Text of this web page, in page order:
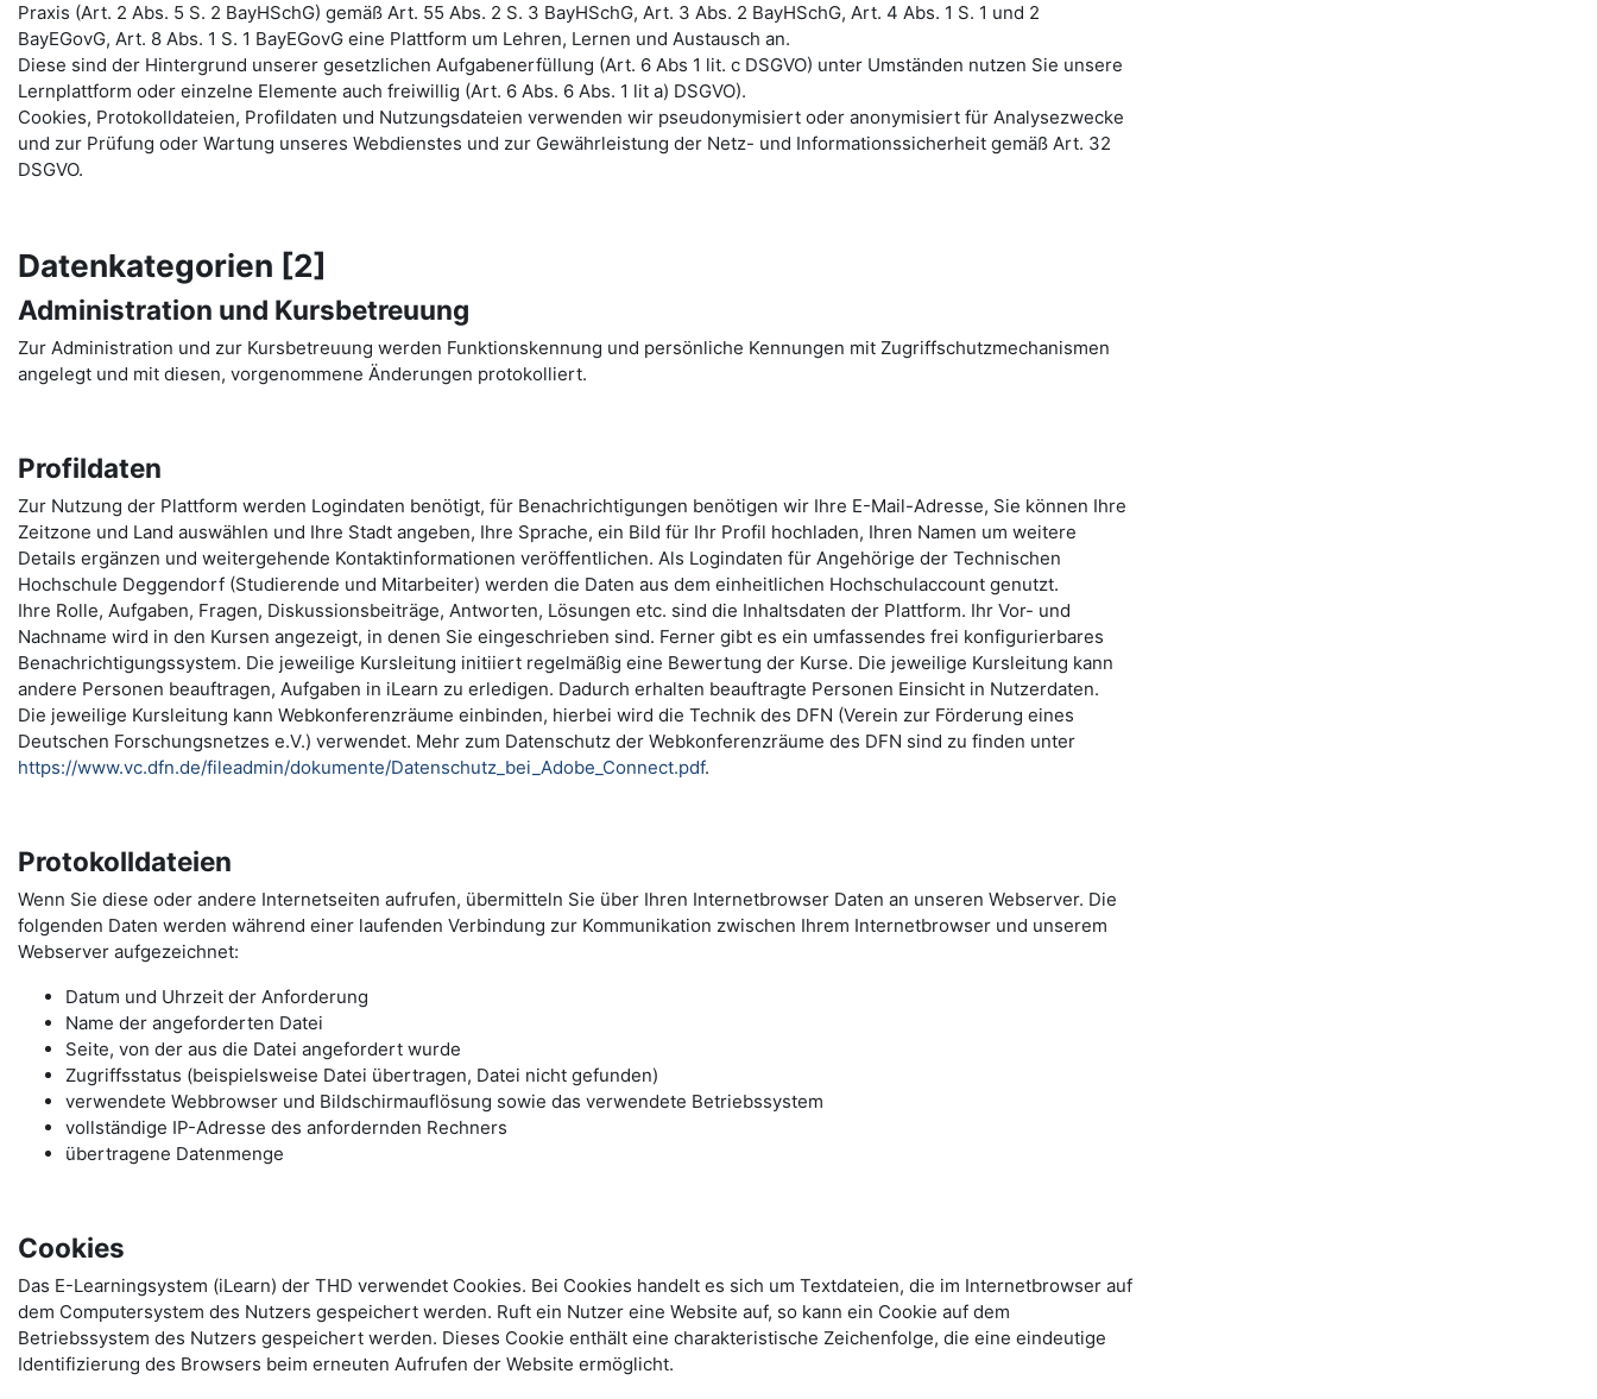
Praxis (Art. 2 Abs. 5 S. 2 BayHSchG) gemäß Art. 55 Abs. 2 S. 3 BayHSchG, Art. 3 Abs. 2 BayHSchG, Art. 4 Abs. 1 S. 1 und 2
BayEGovG, Art. 8 Abs. 1 S. 1 BayEGovG eine Plattform um Lehren, Lernen und Austausch an.
Diese sind der Hintergrund unserer gesetzlichen Aufgabenerfüllung (Art. 6 Abs 1 lit. c DSGVO) unter Umständen nutzen Sie unsere
Lernplattform oder einzelne Elemente auch freiwillig (Art. 6 Abs. 6 Abs. 1 lit a) DSGVO).
Cookies, Protokolldateien, Profildaten und Nutzungsdateien verwenden wir pseudonymisiert oder anonymisiert für Analysezwecke
und zur Prüfung oder Wartung unseres Webdienstes und zur Gewährleistung der Netz- und Informationssicherheit gemäß Art. 32
DSGVO.
Datenkategorien [2]
Administration und Kursbetreuung
Zur Administration und zur Kursbetreuung werden Funktionskennung und persönliche Kennungen mit Zugriffschutzmechanismen
angelegt und mit diesen, vorgenommene Änderungen protokolliert.
Profildaten
Zur Nutzung der Plattform werden Logindaten benötigt, für Benachrichtigungen benötigen wir Ihre E-Mail-Adresse, Sie können Ihre
Zeitzone und Land auswählen und Ihre Stadt angeben, Ihre Sprache, ein Bild für Ihr Profil hochladen, Ihren Namen um weitere
Details ergänzen und weitergehende Kontaktinformationen veröffentlichen. Als Logindaten für Angehörige der Technischen
Hochschule Deggendorf (Studierende und Mitarbeiter) werden die Daten aus dem einheitlichen Hochschulaccount genutzt.
Ihre Rolle, Aufgaben, Fragen, Diskussionsbeiträge, Antworten, Lösungen etc. sind die Inhaltsdaten der Plattform. Ihr Vor- und
Nachname wird in den Kursen angezeigt, in denen Sie eingeschrieben sind. Ferner gibt es ein umfassendes frei konfigurierbares
Benachrichtigungssystem. Die jeweilige Kursleitung initiiert regelmäßig eine Bewertung der Kurse. Die jeweilige Kursleitung kann
andere Personen beauftragen, Aufgaben in iLearn zu erledigen. Dadurch erhalten beauftragte Personen Einsicht in Nutzerdaten.
Die jeweilige Kursleitung kann Webkonferenzräume einbinden, hierbei wird die Technik des DFN (Verein zur Förderung eines
Deutschen Forschungsnetzes e.V.) verwendet. Mehr zum Datenschutz der Webkonferenzräume des DFN sind zu finden unter
https://www.vc.dfn.de/fileadmin/dokumente/Datenschutz_bei_Adobe_Connect.pdf.
Protokolldateien
Wenn Sie diese oder andere Internetseiten aufrufen, übermitteln Sie über Ihren Internetbrowser Daten an unseren Webserver. Die
folgenden Daten werden während einer laufenden Verbindung zur Kommunikation zwischen Ihrem Internetbrowser und unserem
Webserver aufgezeichnet:
Datum und Uhrzeit der Anforderung
Name der angeforderten Datei
Seite, von der aus die Datei angefordert wurde
Zugriffsstatus (beispielsweise Datei übertragen, Datei nicht gefunden)
verwendete Webbrowser und Bildschirmauflösung sowie das verwendete Betriebssystem
vollständige IP-Adresse des anfordernden Rechners
übertragene Datenmenge
Cookies
Das E-Learningsystem (iLearn) der THD verwendet Cookies. Bei Cookies handelt es sich um Textdateien, die im Internetbrowser auf
dem Computersystem des Nutzers gespeichert werden. Ruft ein Nutzer eine Website auf, so kann ein Cookie auf dem
Betriebssystem des Nutzers gespeichert werden. Dieses Cookie enthält eine charakteristische Zeichenfolge, die eine eindeutige
Identifizierung des Browsers beim erneuten Aufrufen der Website ermöglicht.